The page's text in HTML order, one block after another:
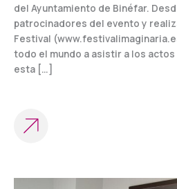
del Ayuntamiento de Binéfar.
patrocinadores del evento y
Festival
todo el mundo a asistir a los
esta […]